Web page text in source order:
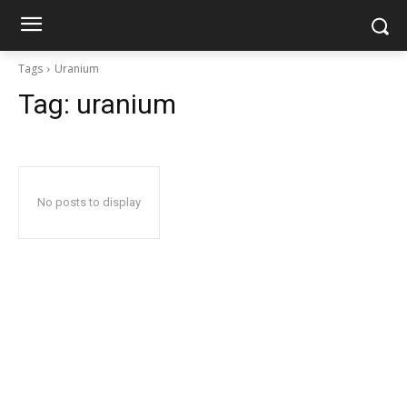
Tags Uranium
Tag: uranium
No posts to display